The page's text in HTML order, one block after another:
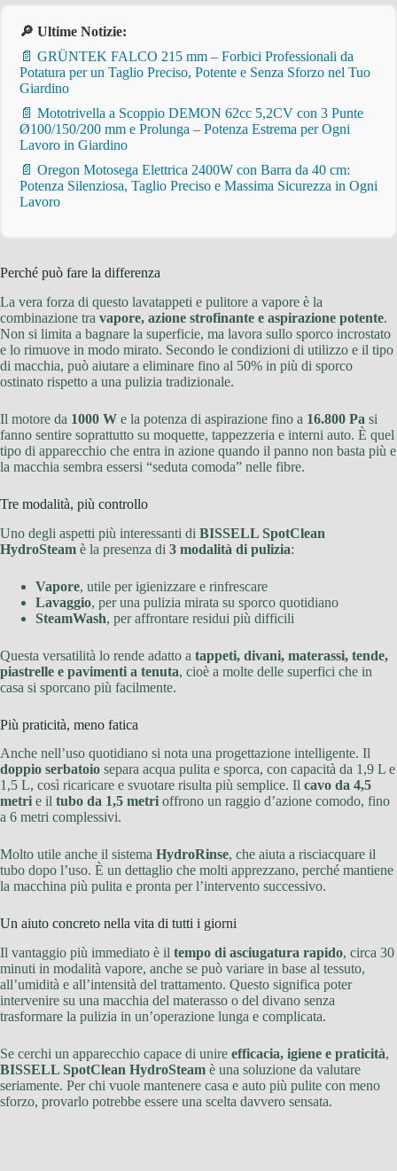
🔎 Ultime Notizie:
📄 GRÜNTEK FALCO 215 mm – Forbici Professionali da
Potatura per un Taglio Preciso, Potente e Senza Sforzo nel Tuo
Giardino
📄 Mototrivella a Scoppio DEMON 62cc 5,2CV con 3 Punte
Ø100/150/200 mm e Prolunga – Potenza Estrema per Ogni
Lavoro in Giardino
📄 Oregon Motosega Elettrica 2400W con Barra da 40 cm:
Potenza Silenziosa, Taglio Preciso e Massima Sicurezza in Ogni
Lavoro
Perché può fare la differenza
La vera forza di questo lavatappeti e pulitore a vapore è la
combinazione tra vapore, azione strofinante e aspirazione potente.
Non si limita a bagnare la superficie, ma lavora sullo sporco incrostato
e lo rimuove in modo mirato. Secondo le condizioni di utilizzo e il tipo
di macchia, può aiutare a eliminare fino al 50% in più di sporco
ostinato rispetto a una pulizia tradizionale.
Il motore da 1000 W e la potenza di aspirazione fino a 16.800 Pa si
fanno sentire soprattutto su moquette, tappezzeria e interni auto. È quel
tipo di apparecchio che entra in azione quando il panno non basta più e
la macchia sembra essersi “seduta comoda” nelle fibre.
Tre modalità, più controllo
Uno degli aspetti più interessanti di BISSELL SpotClean
HydroSteam è la presenza di 3 modalità di pulizia:
Vapore, utile per igienizzare e rinfrescare
Lavaggio, per una pulizia mirata su sporco quotidiano
SteamWash, per affrontare residui più difficili
Questa versatilità lo rende adatto a tappeti, divani, materassi, tende,
piastrelle e pavimenti a tenuta, cioè a molte delle superfici che in
casa si sporcano più facilmente.
Più praticità, meno fatica
Anche nell’uso quotidiano si nota una progettazione intelligente. Il
doppio serbatoio separa acqua pulita e sporca, con capacità da 1,9 L e
1,5 L, così ricaricare e svuotare risulta più semplice. Il cavo da 4,5
metri e il tubo da 1,5 metri offrono un raggio d’azione comodo, fino
a 6 metri complessivi.
Molto utile anche il sistema HydroRinse, che aiuta a risciacquare il
tubo dopo l’uso. È un dettaglio che molti apprezzano, perché mantiene
la macchina più pulita e pronta per l’intervento successivo.
Un aiuto concreto nella vita di tutti i giorni
Il vantaggio più immediato è il tempo di asciugatura rapido, circa 30
minuti in modalità vapore, anche se può variare in base al tessuto,
all’umidità e all’intensità del trattamento. Questo significa poter
intervenire su una macchia del materasso o del divano senza
trasformare la pulizia in un’operazione lunga e complicata.
Se cerchi un apparecchio capace di unire efficacia, igiene e praticità,
BISSELL SpotClean HydroSteam è una soluzione da valutare
seriamente. Per chi vuole mantenere casa e auto più pulite con meno
sforzo, provarlo potrebbe essere una scelta davvero sensata.